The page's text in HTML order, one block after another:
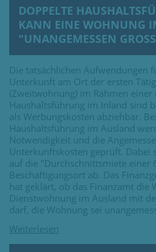
DOPPELTE
KANN EINE WOHNUNG
"UNANGEMESSEN
Die tatsächlichen Aufwendungen
Unterkunft am Ort der ersten
(Zweitwohnung) im Rahmen einer
Haushaltsführung im Inland sind
als Werbungskosten abziehbar.
Haushaltsführung im Ausland
Notwendigkeit und die
Unterkunftskosten geprüft. Dabei
auf die "Durchschnittsmiete einer
Beschäftigungsort ab. Das
hat geklärt, ob das Finanzamt die
Dienstwohnung im Ausland mit
darf, die Wohnung sei